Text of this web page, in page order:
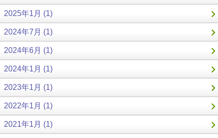
2025年1月 (1)
2024年7月 (1)
2024年6月 (1)
2024年1月 (1)
2023年1月 (1)
2022年1月 (1)
2021年1月 (1)